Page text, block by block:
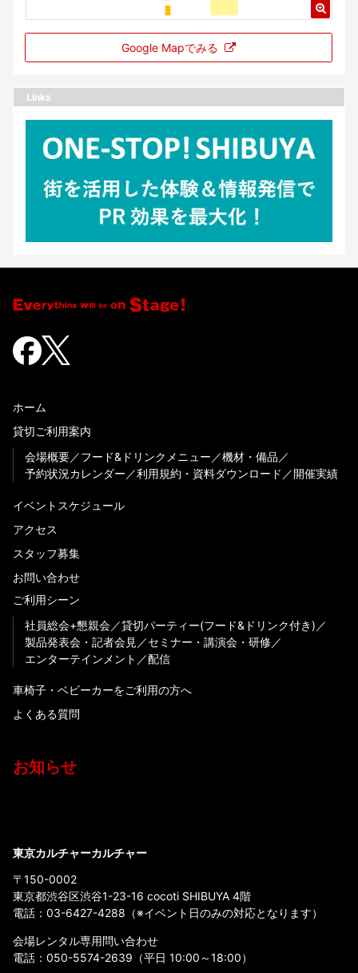
Google Mapでみる
Links
ホーム
貸切ご利用案内
会場概要
フード&ドリンクメニュー
機材・備品
予約状況カレンダー
利用規約・資料ダウンロード 開催実績
イベントスケジュール
アクセス
スタッフ募集
お問い合わせ
ご利用シーン
社員総会+懇親会
貸切パーティー(フード&ドリンク付き)
製品発表会・記者会見
セミナー・講演会・研修
エンターテインメント
配信
車椅子・ベビーカーをご利用の方へ
よくある質問
お知らせ
東京カルチャーカルチャー
〒150-0002
東京都渋谷区渋谷1-23-16 cocoti SHIBUYA 4階
電話： 03-6427-4288 （※イベント日のみの対応となります）
会場レンタル専用問い合わせ
電話： 050-5574-2639 （平日 10:00～18:00）